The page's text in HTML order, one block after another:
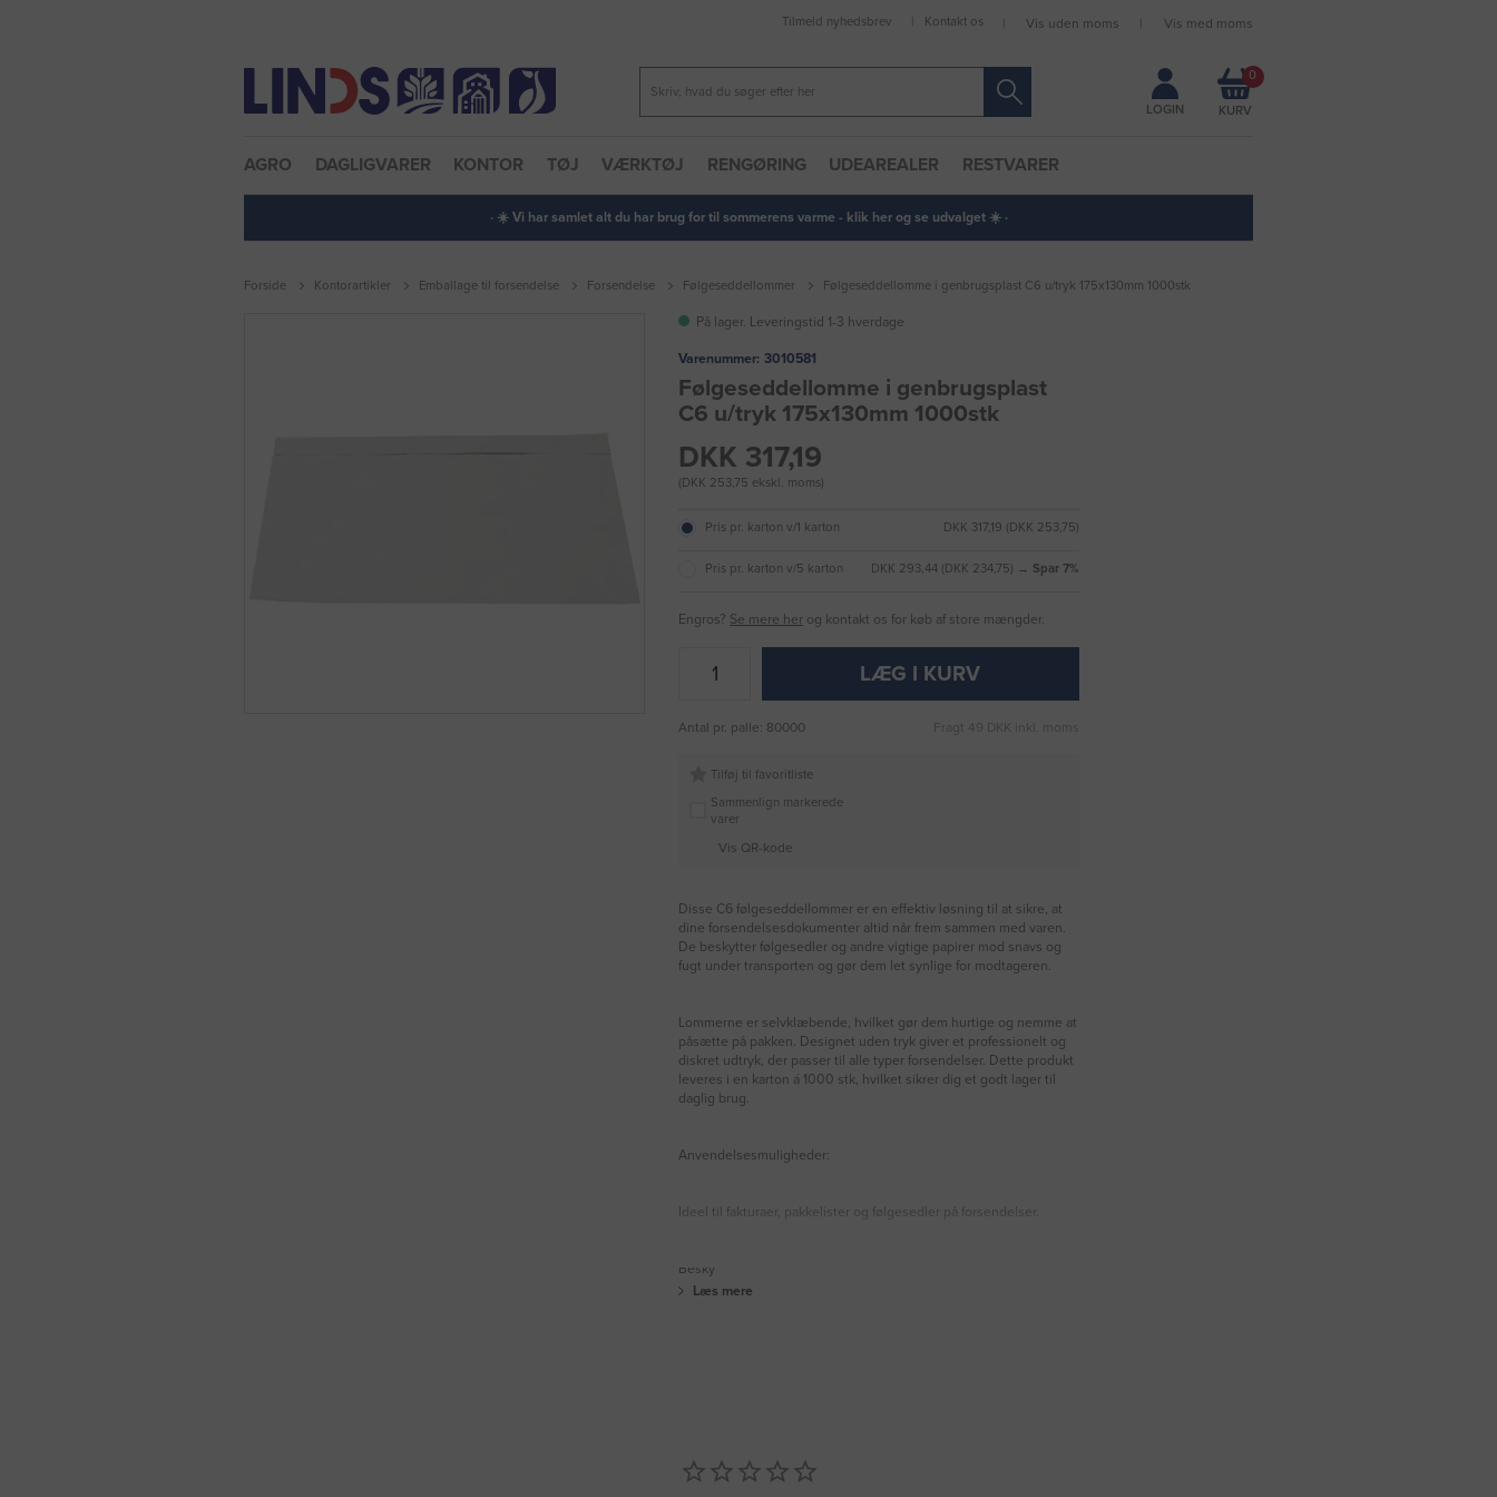
Forbliv logget ind
Tilmeld nyhedsbrev Kontakt os Vis uden moms Vis med moms
LOGIN
0
AGRO DAGLIGVARER KONTOR TØJ VÆRKTØJ RENGØRING UDEAREALER RESTVARER
· ☀️ Vi har samlet alt du har brug for til sommerens varme - klik her og se udvalget ☀️ ·
Forside Kontorartikler Emballage til forsendelse Forsendelse Følgeseddellommer Følgeseddellomme i genbrugsplast C6 u/tryk 175x130mm 1000stk
På lager. Leveringstid 1-3 hverdage
Varenummer: 3010581
Følgeseddellomme i genbrugsplast
C6 u/tryk 175x130mm 1000stk
DKK 317,19
(DKK 253,75 ekskl. moms)
Pris pr. karton v/1 karton DKK 317,19 (DKK 253,75)
Pris pr. karton v/5 karton DKK 293,44 (DKK 234,75) → Spar 7%
Engros? Se mere her og kontakt os for køb af store mængder.
LÆG I KURV
Antal pr. palle: 80000 Fragt 49 DKK inkl. moms
Tilføj til favoritliste
Sammenlign markerede
varer
Vis QR-kode
Disse C6 følgeseddellommer er en effektiv løsning til at sikre, at
dine forsendelsesdokumenter altid når frem sammen med varen.
De beskytter følgesedler og andre vigtige papirer mod snavs og
fugt under transporten og gør dem let synlige for modtageren.
Lommerne er selvklæbende, hvilket gør dem hurtige og nemme at
påsætte på pakken. Designet uden tryk giver et professionelt og
diskret udtryk, der passer til alle typer forsendelser. Dette produkt
leveres i en karton á 1000 stk, hvilket sikrer dig et godt lager til
daglig brug.
Anvendelsesmuligheder:
Ideel til fakturaer, pakkelister og følgesedler på forsendelser.
Besky
Læs mere